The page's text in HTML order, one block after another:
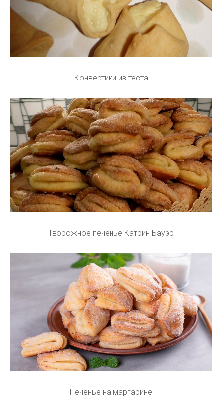
Конвертики из теста
Творожное печенье Катрин Бауэр
Печенье на маргарине